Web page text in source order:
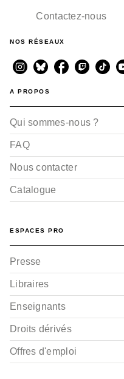
Contactez-nous
NOS RÉSEAUX
A PROPOS
Qui sommes-nous ?
FAQ
Nous contacter
Catalogue
ESPACES PRO
Presse
Libraires
Enseignants
Droits dérivés
Offres d'emploi